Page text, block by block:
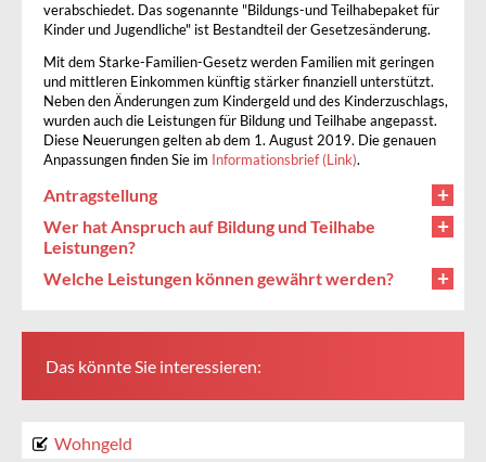
verabschiedet. Das sogenannte "Bildungs-und Teilhabepaket für
Kinder und Jugendliche" ist Bestandteil der Gesetzesänderung.
Mit dem Starke-Familien-Gesetz werden Familien mit geringen
und mittleren Einkommen künftig stärker finanziell unterstützt.
Neben den Änderungen zum Kindergeld und des Kinderzuschlags,
wurden auch die Leistungen für Bildung und Teilhabe angepasst.
Diese Neuerungen gelten ab dem 1. August 2019. Die genauen
Anpassungen finden Sie im Informationsbrief (Link).
Antragstellung
Wer hat Anspruch auf Bildung und Teilhabe
Leistungen?
Welche Leistungen können gewährt werden?
Das könnte Sie interessieren:
Wohngeld